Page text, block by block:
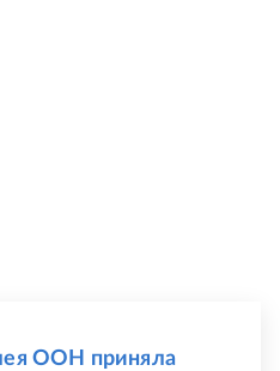
ООН приняла